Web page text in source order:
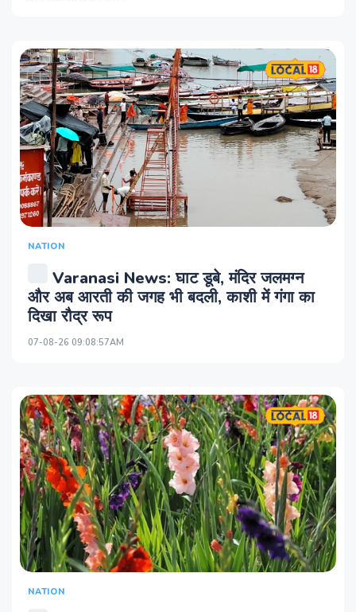
NATION
Varanasi News: घाट डूबे, मंदिर जलमग्न
और अब आरती की जगह भी बदली, काशी में गंगा का
दिखा रौद्र रूप
07-08-26 09:08:57AM
NATION